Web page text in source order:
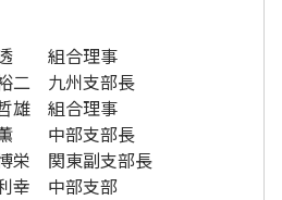
組合理事
二 九州支部長
組合理事
支部長
東副支部長
部支部